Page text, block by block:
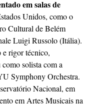
em salas de
Unidos, como o
Cultural de Belém
Luigi Russolo (Itália).
e rigor técnico,
solista com a
Symphony Orchestra.
Nacional, em
em Artes Musicais na